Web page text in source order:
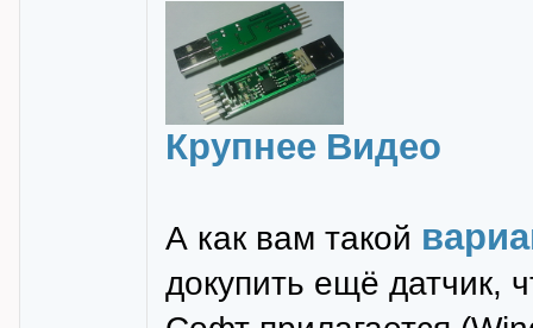
Крупнее Видео
А как вам такой
докупить ещё датчик,